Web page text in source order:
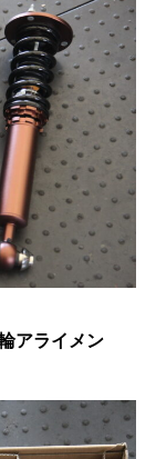
アライメン